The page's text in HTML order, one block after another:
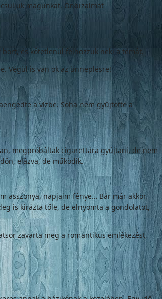
magunkat. Önbizalmat
és kötetlenül felhozzuk neki a témát.
Végül is van ok az ünneplésre!
a vízbe. Soha nem gyűjtötte a
megpróbáltak cigarettára gyújtani, de nem
elázva, de működik.
asszonya, napjaim fénye… Bár már akkor,
is kirázta tőle, de elnyomta a gondolatot,
zavarta meg a romantikus emlékezést,